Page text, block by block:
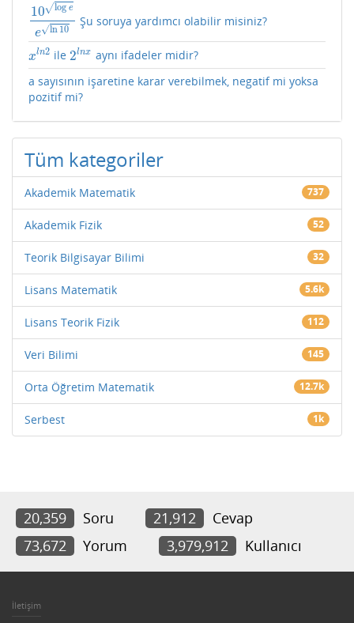
10 log e
√
e ln 10
√
10logeeln 10
Şu soruya yardımcı olabilir misiniz?
xln2
xln2 ile 2lnx
2lnx aynı ifadeler midir?
a sayısının işaretine karar verebilmek, negatif mi yoksa
pozitif mi?
Tüm kategoriler
Akademik Matematik 737
Akademik Fizik 52
Teorik Bilgisayar Bilimi 32
Lisans Matematik 5.6k
Lisans Teorik Fizik 112
Veri Bilimi 145
Orta Öğretim Matematik 12.7k
Serbest 1k
20,359 Soru 21,912
Cevap
73,672
Yorum 3,979,912 Kullanıcı
İletişim